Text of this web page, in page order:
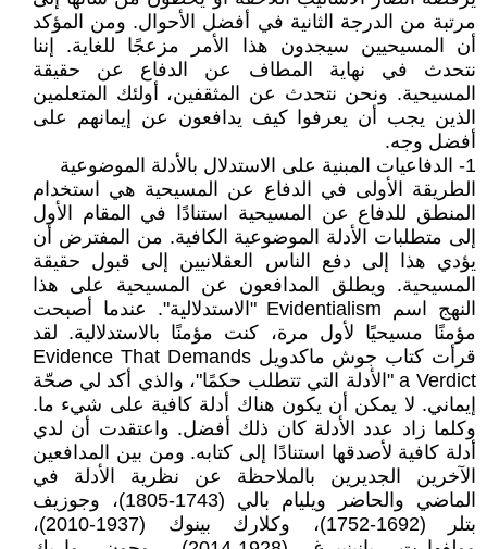
مرتبة من الدرجة الثانية في أفضل الأحوال. ومن المؤكد
أن المسيحيين سيجدون هذا الأمر مزعجًا للغاية. إننا
نتحدث في نهاية المطاف عن الدفاع عن حقيقة
المسيحية. ونحن نتحدث عن المثقفين، أولئك المتعلمين
الذين يجب أن يعرفوا كيف يدافعون عن إيمانهم على
أفضل وجه.
1- الدفاعيات المبنية على الاستدلال بالأدلة الموضوعية
الطريقة الأولى في الدفاع عن المسيحية هي استخدام
المنطق للدفاع عن المسيحية استنادًا في المقام الأول
إلى متطلبات الأدلة الموضوعية الكافية. من المفترض أن
يؤدي هذا إلى دفع الناس العقلانيين إلى قبول حقيقة
المسيحية. ويطلق المدافعون عن المسيحية على هذا
النهج اسم Evidentialism "الاستدلالية". عندما أصبحت
مؤمنًا مسيحيًا لأول مرة، كنت مؤمنًا بالاستدلالية. لقد
قرأت كتاب جوش ماكدويل Evidence That Demands
a Verdict "الأدلة التي تتطلب حكمًا"، والذي أكد لي صحّة
إيماني. لا يمكن أن يكون هناك أدلة كافية على شيء ما.
وكلما زاد عدد الأدلة كان ذلك أفضل. واعتقدت أن لدي
أدلة كافية لأصدقها استنادًا إلى كتابه. ومن بين المدافعين
الآخرين الجديرين بالملاحظة عن نظرية الأدلة في
الماضي والحاضر ويليام بالي (1743-1805)، وجوزيف
بتلر (1692-1752)، وكلارك بينوك (1937-2010)،